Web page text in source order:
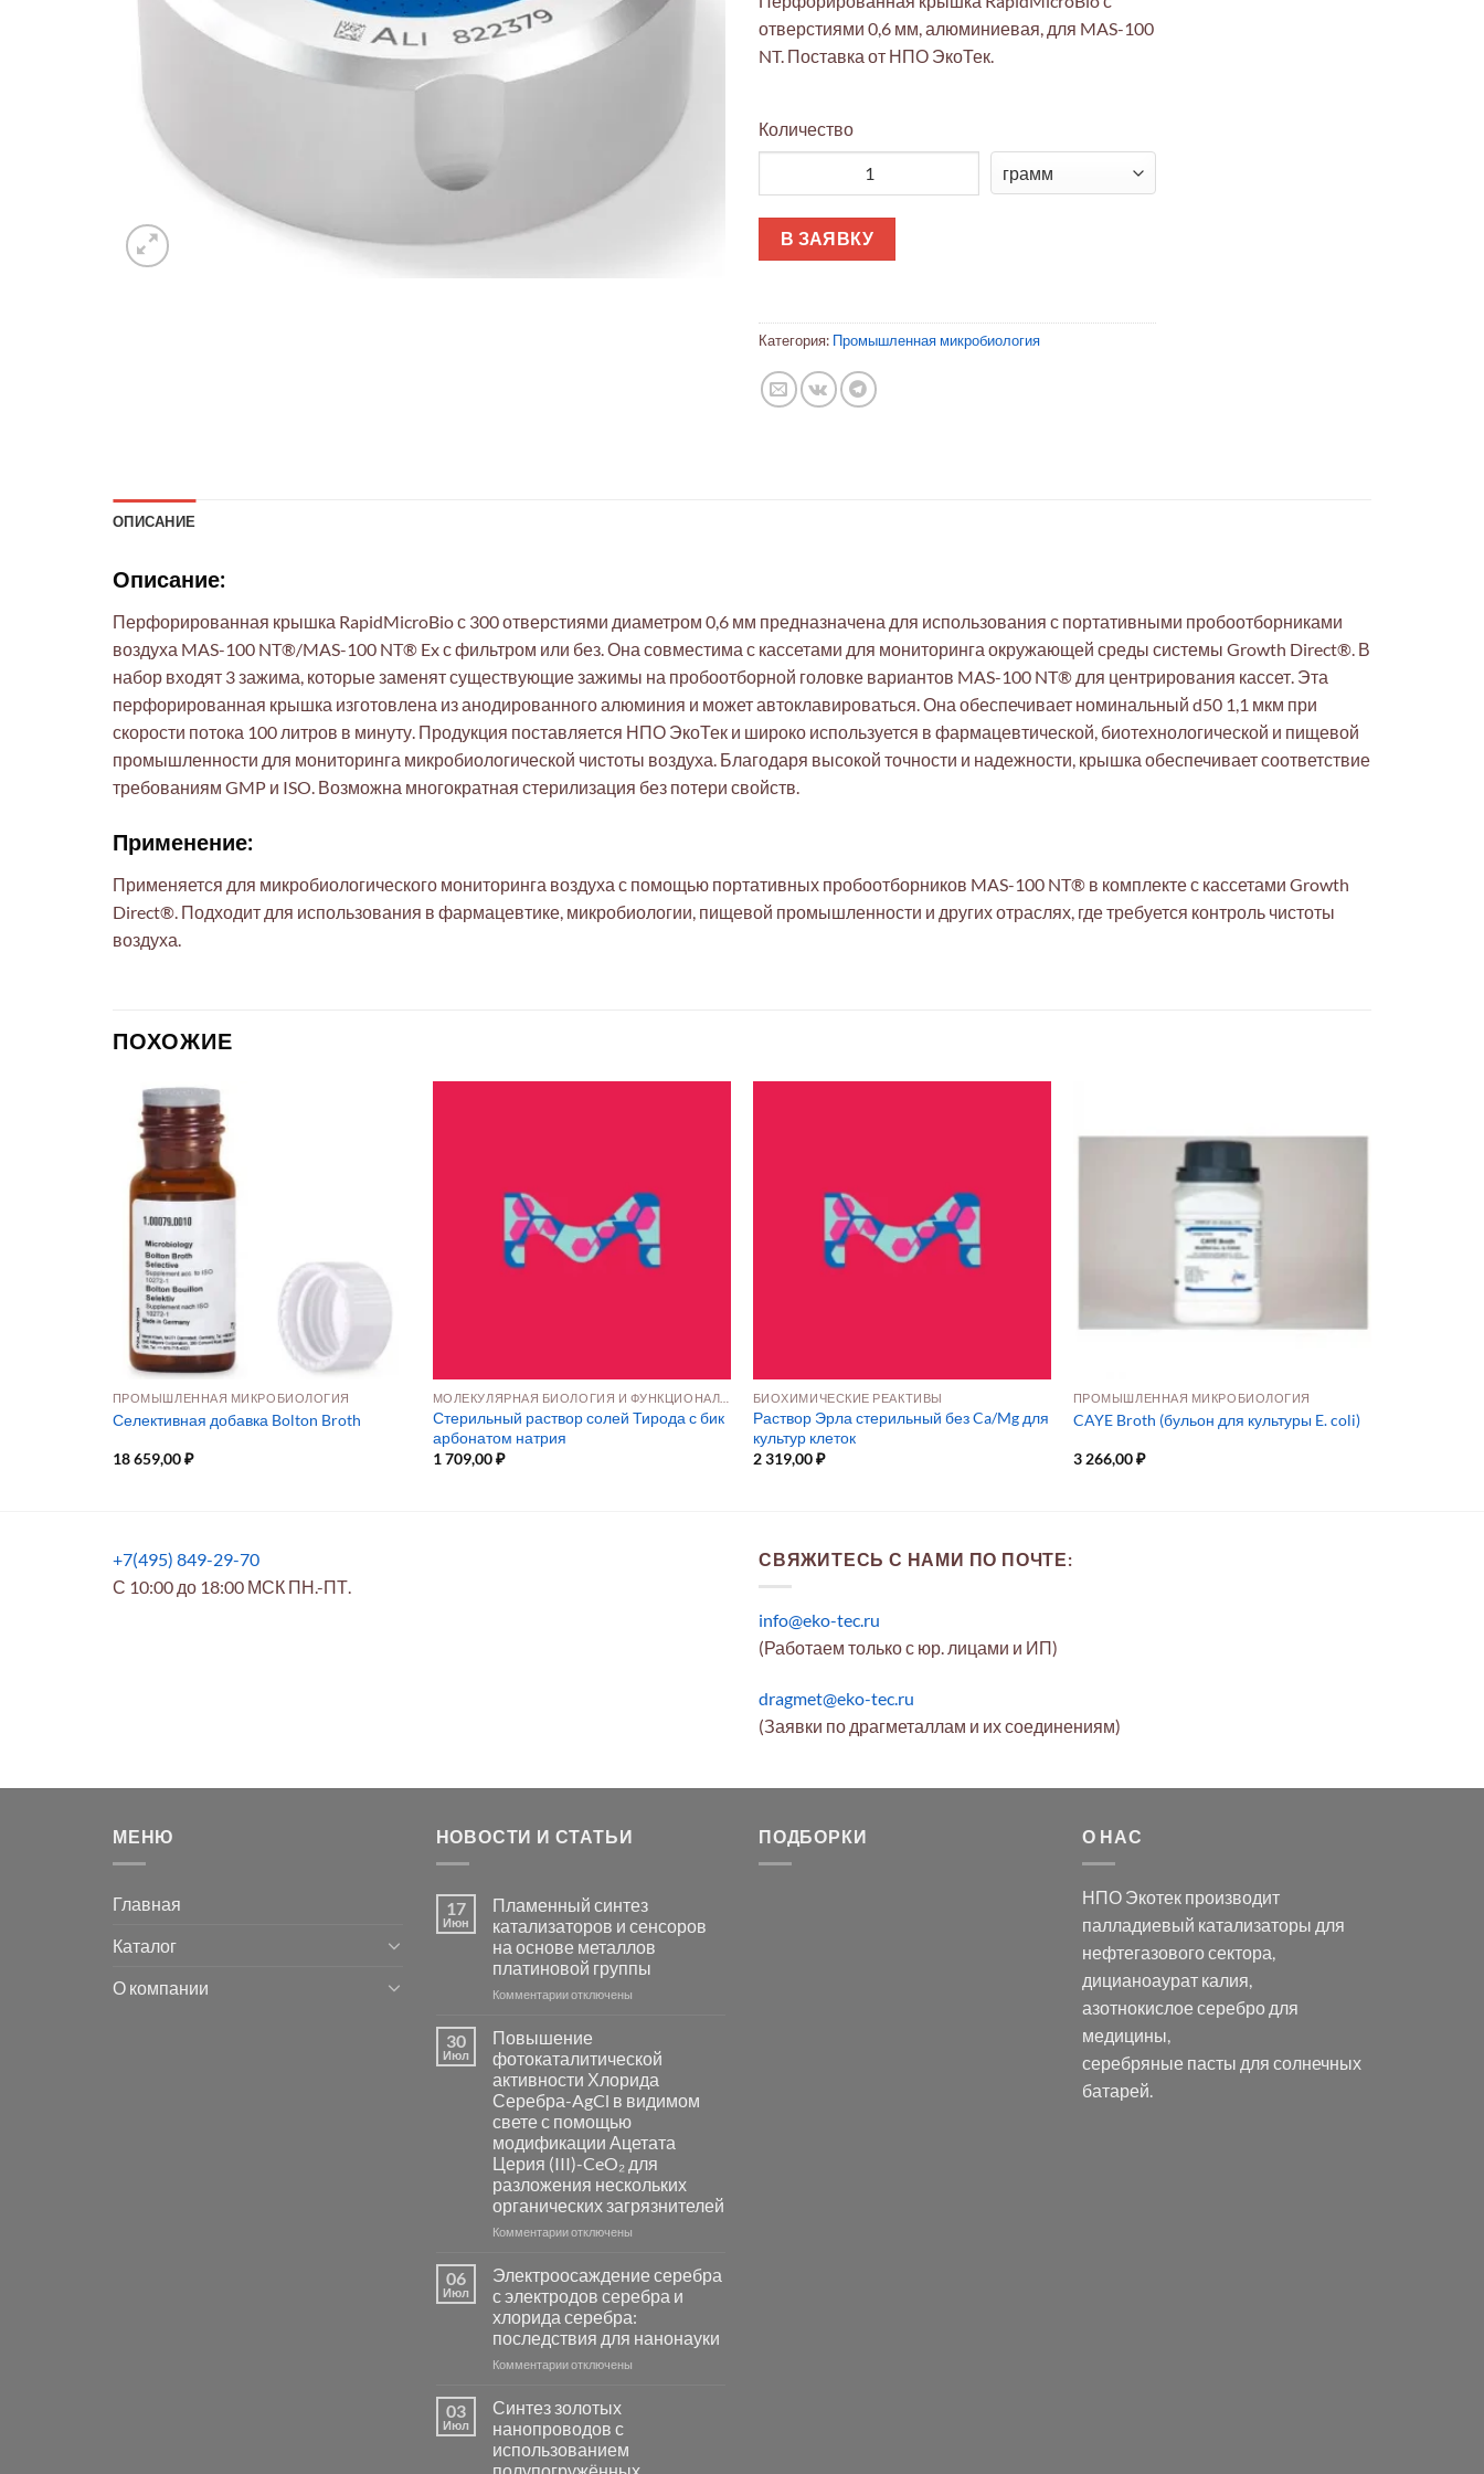
отверстиями 0,6 мм, алюминиевая, для MAS-100
NT. Поставка от НПО ЭкоТек.
Количество
В ЗАЯВКУ
Категория: Промышленная микробиология
ОПИСАНИЕ
Описание:
Перфорированная крышка RapidMicroBio с 300 отверстиями диаметром 0,6 мм предназначена для использования с портативными пробоотборниками
воздуха MAS-100 NT®/MAS-100 NT® Ex с фильтром или без. Она совместима с кассетами для мониторинга окружающей среды системы Growth Direct®. В
набор входят 3 зажима, которые заменят существующие зажимы на пробоотборной головке вариантов MAS-100 NT® для центрирования кассет. Эта
перфорированная крышка изготовлена из анодированного алюминия и может автоклавироваться. Она обеспечивает номинальный d50 1,1 мкм при
скорости потока 100 литров в минуту. Продукция поставляется НПО ЭкоТек и широко используется в фармацевтической, биотехнологической и пищевой
промышленности для мониторинга микробиологической чистоты воздуха. Благодаря высокой точности и надежности, крышка обеспечивает соответствие
требованиям GMP и ISO. Возможна многократная стерилизация без потери свойств.
Применение:
Применяется для микробиологического мониторинга воздуха с помощью портативных пробоотборников MAS-100 NT® в комплекте с кассетами Growth
Direct®. Подходит для использования в фармацевтике, микробиологии, пищевой промышленности и других отраслях, где требуется контроль чистоты
воздуха.
ПОХОЖИЕ
ПРОМЫШЛЕННАЯ МИКРОБИОЛОГИЯ
Селективная добавка Bolton Broth
18 659,00₽
Стерильный раствор солей Тирода с бик
арбонатом натрия
1 709,00₽
БИОХИМИЧЕСКИЕ РЕАКТИВЫ
Раствор Эрла стерильный без Ca/Mg для
культур клеток
2 319,00₽
ПРОМЫШЛЕННАЯ МИКРОБИОЛОГИЯ
CAYE Broth (бульон для культуры E. coli)
3 266,00₽
+7(495) 849-29-70
С 10:00 до 18:00 МСК ПН.-ПТ.
СВЯЖИТЕСЬ С НАМИ ПО ПОЧТЕ:
info@eko-tec.ru
(Работаем только с юр. лицами и ИП)
dragmet@eko-tec.ru
(Заявки по драгметаллам и их соединениям)
МЕНЮ
Главная
Каталог
О компании
НОВОСТИ И СТАТЬИ
17
Июн
Пламенный синтез
катализаторов и сенсоров
на основе металлов
платиновой группы
Комментариик
синтез
катализаторов
и
сенсоров
на
основе
металлов
платиновой
группы
отключены
30
Июл
Повышение
фотокаталитической
активности Хлорида
Серебра-AgCl в видимом
свете с помощью
модификации Ацетата
Церия (III)-CeO₂ для
разложения нескольких
органических загрязнителей
Комментариик
фотокаталитической
активности
Хлорида
Серебра-
AgCl
свете
с
помощью
отключены
06
Июл
Электроосаждение серебра
с электродов серебра и
хлорида серебра:
последствия для нанонауки
Комментариик
серебра
с
электродов
отключены
03
Июл
Синтез золотых
нанопроводов с
использованием
ПОДБОРКИ О НАС
НПО Экотек производит
палладиевый катализаторы для
нефтегазового сектора,
дицианоаурат калия,
азотнокислое серебродля
медицины,
серебряные пасты для солнечных
батарей.